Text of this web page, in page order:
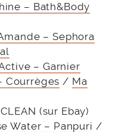
– Bath&Body
– Sephora
– Garnier
Courrèges / Ma
(sur Ebay)
Water – Panpuri /